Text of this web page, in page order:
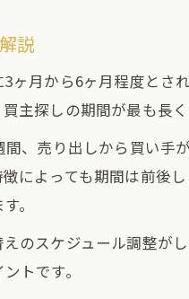
説
月から6ヶ月程度とさ
主探しの期間が最も長
、売り出しから買い
によっても期間は前後
。
のスケジュール調整が
トです。